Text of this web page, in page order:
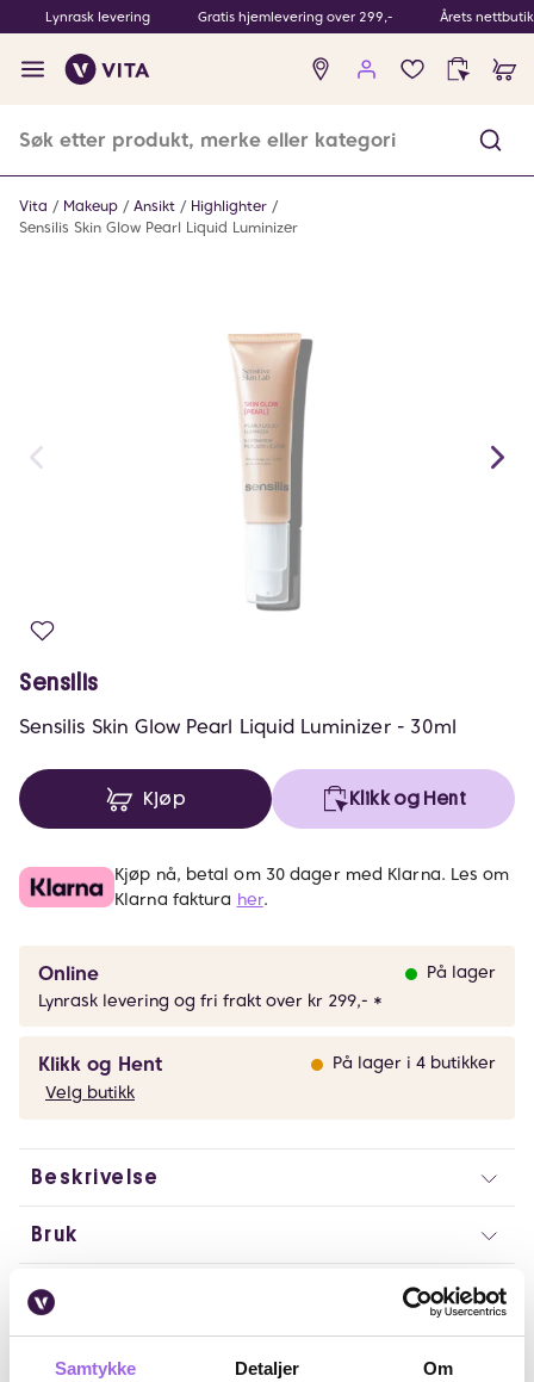
Samtykke Detaljer Om
Lynrask levering Gratis hjemlevering over 299,- Årets
Ingen
produkter
Vita Makeup Ansikt
Highlighter
Sensilis Skin Glow Pearl Liquid Luminizer
Sensilis
Sensilis Skin Glow Pearl Liquid Luminizer - 30ml
Kjøp Klikk og Hent
Kjøp nå, betal om 30 dager med Klarna. Les om
Klarna faktura her.
Online
På lager
Lynrask levering og fri frakt over kr 299,- *
Klikk og Hent
På lager i 4 butikker
Velg butikk
Beskrivelse
Bruk
Ingredienser